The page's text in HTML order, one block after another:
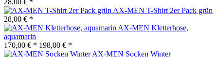
AX-MEN T-Shirt 2er Pack grün
28,00 € *
AX-MEN Kletterhose,
aquamarin
170,00 € * 198,00 € *
AX-MEN Socken Winter